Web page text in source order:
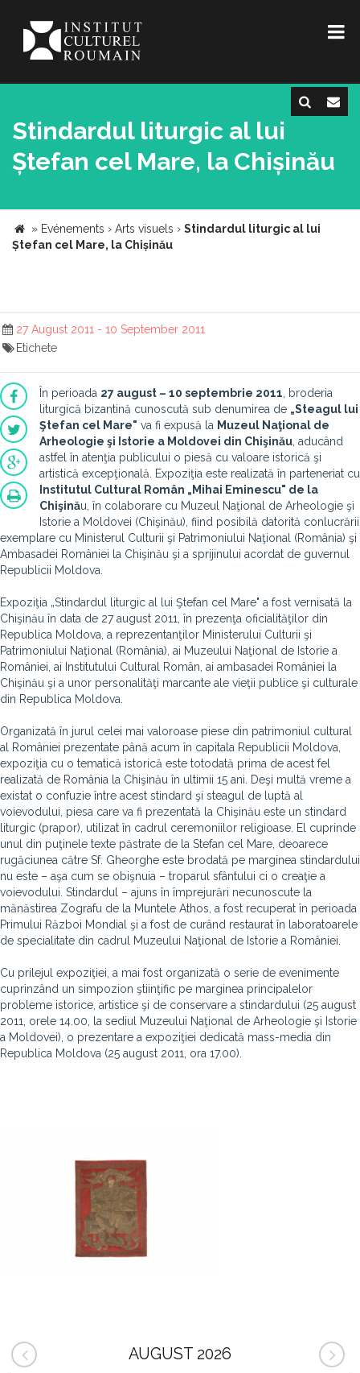
Stindardul liturgic al lui
Ștefan cel Mare, la Chișinău
» Evénements › Arts visuels › Stindardul liturgic al lui
Ștefan cel Mare, la Chișinău
27 August 2011 - 10 September 2011
Etichete
În perioada 27 august – 10 septembrie 2011 , broderia
liturgică bizantină cunoscută sub denumirea de „Steagul lui
Ştefan cel Mare" va fi expusă la Muzeul Naţional de
Arheologie şi Istorie a Moldovei din Chişinău , aducând
astfel în atenţia publicului o piesă cu valoare istorică şi
artistică excepţională. Expoziţia este realizată în parteneriat cu
Institutul Cultural Român „Mihai Eminescu" de la
Chişinău, în colaborare cu Muzeul Naţional de Arheologie şi
Istorie a Moldovei (Chişinău), fiind posibilă datorită conlucrării
exemplare cu Ministerul Culturii şi Patrimoniului Naţional (România) şi
Ambasadei României la Chişinău şi a sprijinului acordat de guvernul
Republicii Moldova.
Expoziţia „Stindardul liturgic al lui Ştefan cel Mare" a fost vernisată la
Chişinău în data de 27 august 2011, în prezenţa oficialităţilor din
Republica Moldova, a reprezentanţilor Ministerului Culturii şi
Patrimoniului Naţional (România), ai Muzeului Naţional de Istorie a
României, ai Institutului Cultural Român, ai ambasadei României la
Chişinău şi a unor personalităţi marcante ale vieţii publice şi culturale
din Republica Moldova.
Organizată în jurul celei mai valoroase piese din patrimoniul cultural
al României prezentate până acum în capitala Republicii Moldova,
expoziţia cu o tematică istorică este totodată prima de acest fel
realizată de România la Chişinău în ultimii 15 ani. Deşi multă vreme a
existat o confuzie între acest stindard şi steagul de luptă al
voievodului, piesa care va fi prezentată la Chişinău este un stindard
liturgic (prapor), utilizat în cadrul ceremoniilor religioase. El cuprinde
unul din puţinele texte păstrate de la Stefan cel Mare, deoarece
rugăciunea către Sf. Gheorghe este brodată pe marginea stindardului
nu este – aşa cum se obişnuia – troparul sfântului ci o creaţie a
voievodului. Stindardul – ajuns în împrejurări necunoscute la
mănăstirea Zografu de la Muntele Athos, a fost recuperat în perioada
Primului Război Mondial şi a fost de curând restaurat în laboratoarele
de specialitate din cadrul Muzeului Naţional de Istorie a României.
Cu prilejul expoziţiei, a mai fost organizată o serie de evenimente
cuprinzând un simpozion ştiinţific pe marginea principalelor
probleme istorice, artistice şi de conservare a stindardului (25 august
2011, orele 14.00, la sediul Muzeului Naţional de Arheologie şi Istorie
a Moldovei), o prezentare a expoziţiei dedicată mass-media din
Republica Moldova (25 august 2011, ora 17.00).
AUGUST 2026